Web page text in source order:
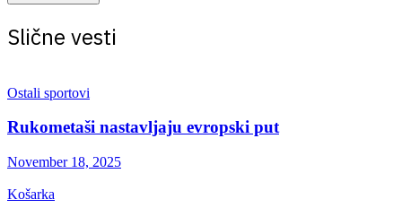
Slične vesti
Ostali sportovi
Rukometaši nastavljaju evropski put
November 18, 2025
Košarka